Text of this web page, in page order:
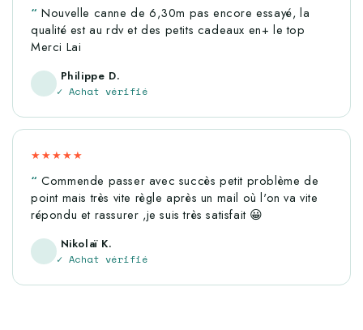
Nouvelle canne de 6,30m pas encore essayé, la
qualité est au rdv et des petits cadeaux en+ le top
Merci Lai
Philippe D.
✓ Achat vérifié
★★★★★
Commende passer avec succès petit problème de
point mais très vite règle après un mail où l'on va vite
répondu et rassurer ,je suis très satisfait 😀
Nikolaï K.
✓ Achat vérifié